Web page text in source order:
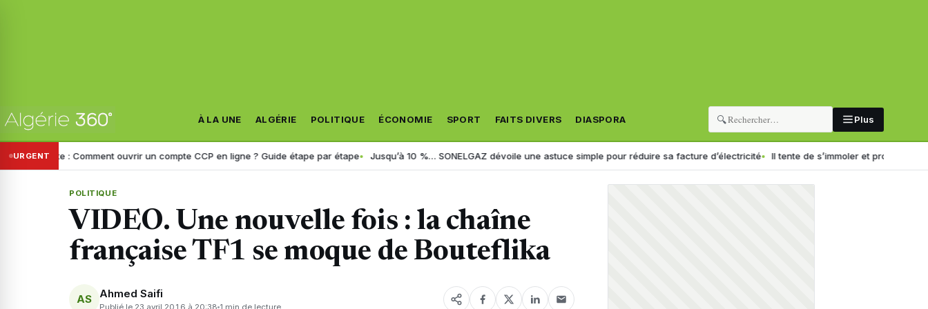
À LA UNE ALGÉRIE POLITIQUE ÉCONOMIE SPORT FAITS DIVERS DIASPORA 🔍 Plus
URGENT
: Comment ouvrir un compte CCP en ligne ? Guide étape par étape Jusqu’à 10 %… SONELGAZ dévoile une astuce simple pour réduire sa facture d’électricité Il tente de s’immoler et provoque un
POLITIQUE
VIDEO. Une nouvelle fois : la chaîne
française TF1 se moque de Bouteflika
AS Ahmed Saifi
Publié le 23 avril 2016 à 20:38 1 min de lecture